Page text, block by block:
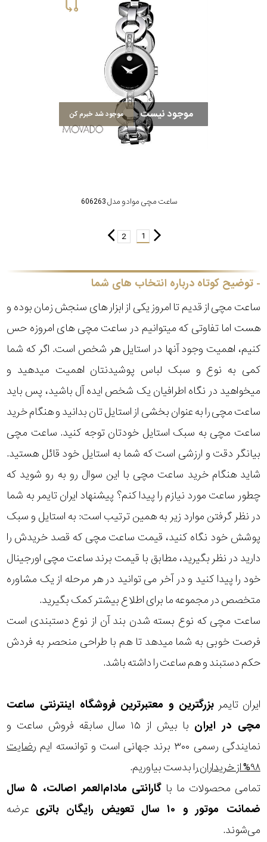
موجود نیست موجود شد خبرم کن
ساعت مچی موادو مدل 606263
1
2
توضیح کوتاه درباره انتخاب های شما
ساعت مچی از قدیم تا امروز یکی از ابزار های سنجش زمان بوده و
هست اما تفاوتی که میتوانیم در ساعت مچی های امروزه حس
کنیم، اهمیت وجود آنها در استایل هر شخص است. اگر که شما
کمی به نوع و سبک لباس پوشیدنتان اهمیت میدهید و
میخواهید در نگاه اطرافیان یک شخص ایده آل باشید، پس باید
ساعت مچی را به عنوان بخشی از استایل تان بدانید و هنگام خرید
ساعت مچی به سبک استایل خودتان توجه کنید. ساعت مچی
بیانگر دقت و ارزشی است که شما به استایل خود قائل هستید.
شاید هنگام خرید ساعت مچی با این سوال رو به رو شوید که
چطور ساعت مورد نیازم را پیدا کنم؟ پیشنهاد ایران تایمر به شما
در نظر گرفتن موارد زیر به همین ترتیب است: به استایل و سبک
پوشش خود نگاه کنید، قیمت ساعت مچی که قصد خریدش را
دارید در نظر بگیرید، مطابق با قیمت برند ساعت مچی اورجینال
خود را پیدا کنید و در آخر می توانید در هر مرحله از یک مشاوره
متخصص در مجموعه ما برای اطلاع بیشتر کمک بگیرید.
ساعت مچی که نوع بسته شدن بند آن از نوع دستبندی است
فرصت خوبی به شما میدهد تا هم با طراحی منحصر به فردش
حکم دستبند و هم ساعت را داشته باشد.
ایران تایمر بزرگترین و معتبرترین فروشگاه اینترنتی ساعت
مچی در ایران
با بیش از ۱۵ سال سابقه فروش ساعت و
نمایندگی رسمی ۳۰۰ برند جهانی است و توانسته ایم
رضایت
۹۸% از خریداران
را بدست بیاوریم.
تمامی محصولات ما با
گارانتی مادام‌العمر اصالت، ۵ سال
ضمانت موتور و ۱۰ سال تعویض رایگان باتری
عرضه
می‌شوند.